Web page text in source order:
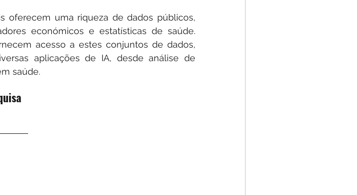
oferecem uma riqueza de dados públicos,
económicos e estatísticas de saúde.
acesso a estes conjuntos de dados,
aplicações de IA, desde análise de
saúde.